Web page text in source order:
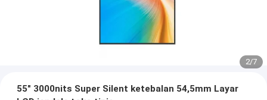
2/7
55" 3000nits Super Silent ketebalan 54,5mm Layar